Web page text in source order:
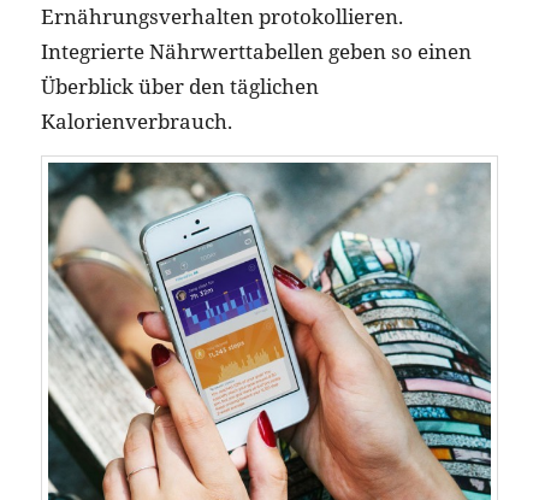
Ernährungsverhalten protokollieren.
Integrierte Nährwerttabellen geben so einen
Überblick über den täglichen
Kalorienverbrauch.